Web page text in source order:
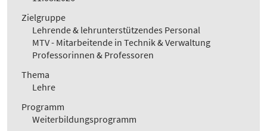
Zielgruppe
Lehrende & lehrunterstützendes Personal
MTV - Mitarbeitende in Technik & Verwaltung
Professorinnen & Professoren
Thema
Lehre
Programm
Weiterbildungsprogramm